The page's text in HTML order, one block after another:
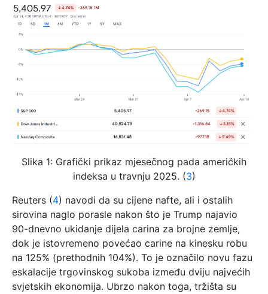
Slika 1: Grafički prikaz mjesečnog pada američkih
indeksa u travnju 2025. (3)
Reuters (4) navodi da su cijene nafte, ali i ostalih
sirovina naglo porasle nakon što je Trump najavio
90-dnevno ukidanje dijela carina za brojne zemlje,
dok je istovremeno povećao carine na kinesku robu
na 125% (prethodnih 104%). To je označilo novu fazu
eskalacije trgovinskog sukoba između dviju najvećih
svjetskih ekonomija. Ubrzo nakon toga, tržišta su